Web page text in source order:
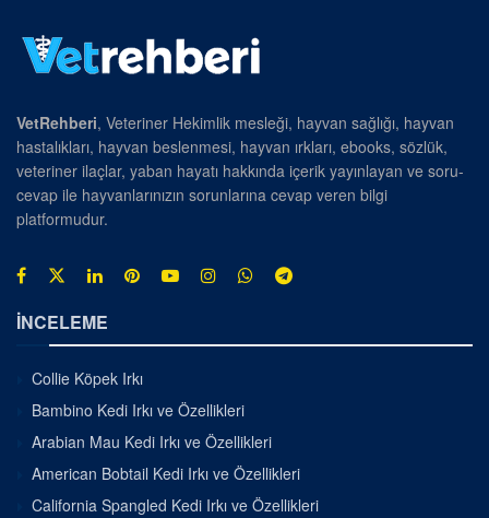
VetRehberi, Veteriner Hekimlik mesleği, hayvan sağlığı, hayvan
hastalıkları, hayvan beslenmesi, hayvan ırkları, ebooks, sözlük,
veteriner ilaçlar, yaban hayatı hakkında içerik yayınlayan ve soru-
cevap ile hayvanlarınızın sorunlarına cevap veren bilgi
platformudur.
İNCELEME
Collie Köpek Irkı
Bambino Kedi Irkı ve Özellikleri
Arabian Mau Kedi Irkı ve Özellikleri
American Bobtail Kedi Irkı ve Özellikleri
California Spangled Kedi Irkı ve Özellikleri